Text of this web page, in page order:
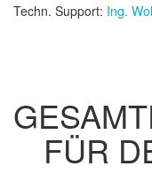
Techn. Support: Ing.
FÜR